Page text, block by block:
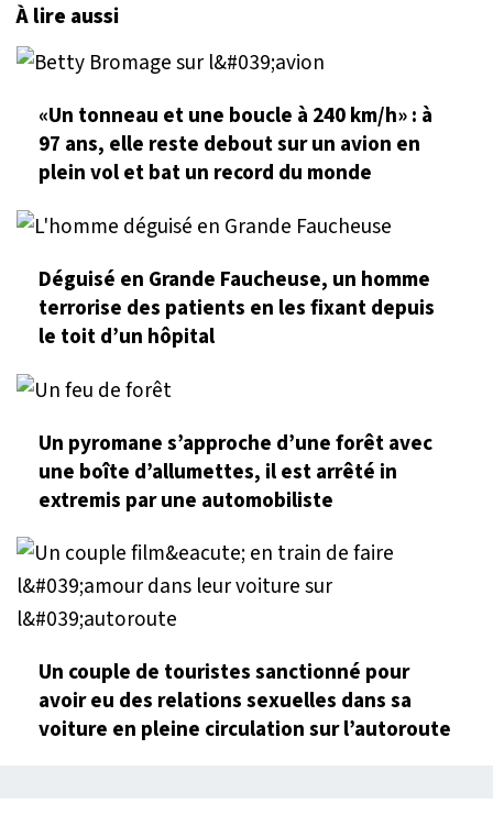
À lire aussi
«Un tonneau et une boucle à 240 km/h» : à
97 ans, elle reste debout sur un avion en
plein vol et bat un record du monde
Déguisé en Grande Faucheuse, un homme
terrorise des patients en les fixant depuis
le toit d’un hôpital
Un pyromane s’approche d’une forêt avec
une boîte d’allumettes, il est arrêté in
extremis par une automobiliste
Un couple de touristes sanctionné pour
avoir eu des relations sexuelles dans sa
voiture en pleine circulation sur l’autoroute